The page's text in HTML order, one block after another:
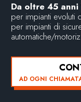
Da oltre 45
per impianti evoluti
per impianti di
automatiche/
AD OGNI